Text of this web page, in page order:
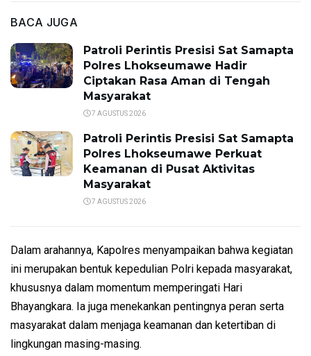
BACA JUGA
Patroli Perintis Presisi Sat Samapta
Polres Lhokseumawe Hadir
Ciptakan Rasa Aman di Tengah
Masyarakat
7 AGUSTUS 2026
Patroli Perintis Presisi Sat Samapta
Polres Lhokseumawe Perkuat
Keamanan di Pusat Aktivitas
Masyarakat
7 AGUSTUS 2026
Dalam arahannya, Kapolres menyampaikan bahwa kegiatan
ini merupakan bentuk kepedulian Polri kepada masyarakat,
khususnya dalam momentum memperingati Hari
Bhayangkara. Ia juga menekankan pentingnya peran serta
masyarakat dalam menjaga keamanan dan ketertiban di
lingkungan masing-masing.